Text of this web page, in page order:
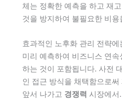
체는 정확한 예측을 하고 재
것을 방지하여 불필요한 비
효과적인 노후화 관리 전략
미리 예측하여 비즈니스 연
하는 것이 포함됩니다. 사전
인 접근 방식을 채택함으로
앞서 나가고 경쟁력 시장에서.